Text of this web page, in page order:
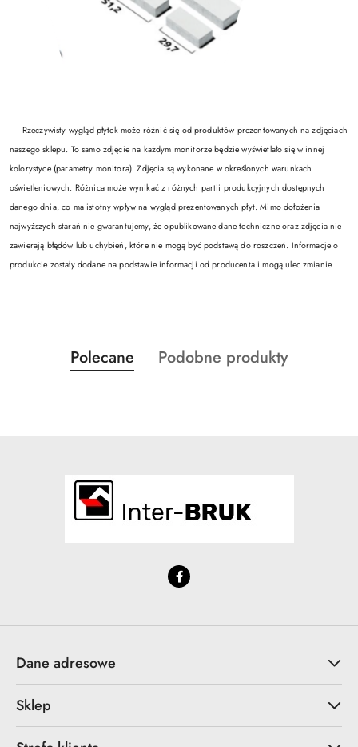
Rzeczywisty wygląd płytek może różnić się od produktów prezentowanych na zdjęciach
naszego sklepu. To samo zdjęcie na każdym monitorze będzie wyświetlało się w innej
kolorystyce (parametry monitora). Zdjęcia są wykonane w określonych warunkach
oświetleniowych. Różnica może wynikać z różnych partii produkcyjnych dostępnych
danego dnia, co ma istotny wpływ na wygląd prezentowanych płyt. Mimo dołożenia
najwyższych starań nie gwarantujemy, że opublikowane dane techniczne oraz zdjęcia nie
zawierają błędów lub uchybień, które nie mogą być podstawą do roszczeń. Informacje o
produkcie zostały dodane na podstawie informacji od producenta i mogą ulec zmianie.
Pomiń karuzelę produktów
Produkty
o
Polecane
Produkty
Podobne produkty
Dane adresowe
Sklep